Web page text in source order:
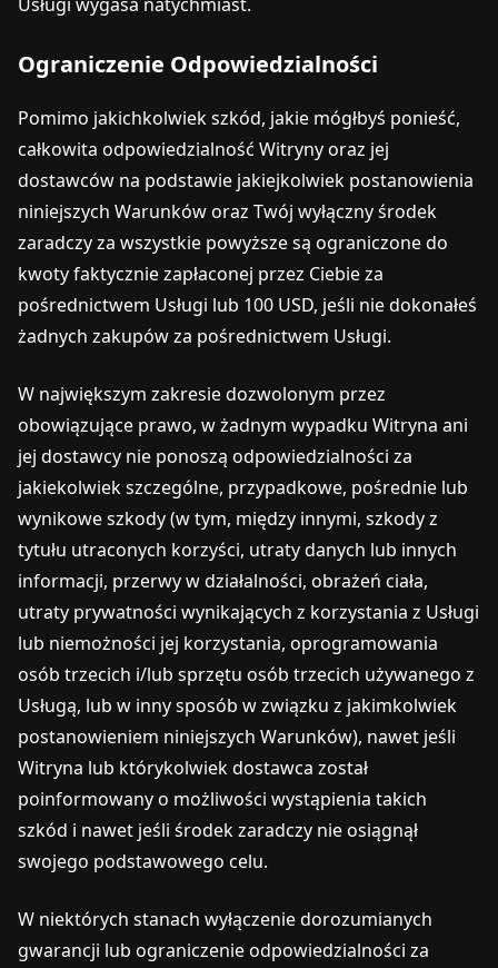
Ograniczenie Odpowiedzialności
Pomimo jakichkolwiek szkód, jakie mógłbyś ponieść,
całkowita odpowiedzialność Witryny oraz jej
dostawców na podstawie jakiejkolwiek postanowienia
niniejszych Warunków oraz Twój wyłączny środek
zaradczy za wszystkie powyższe są ograniczone do
kwoty faktycznie zapłaconej przez Ciebie za
pośrednictwem Usługi lub 100 USD, jeśli nie dokonałeś
żadnych zakupów za pośrednictwem Usługi.
W największym zakresie dozwolonym przez
obowiązujące prawo, w żadnym wypadku Witryna ani
jej dostawcy nie ponoszą odpowiedzialności za
jakiekolwiek szczególne, przypadkowe, pośrednie lub
wynikowe szkody (w tym, między innymi, szkody z
tytułu utraconych korzyści, utraty danych lub innych
informacji, przerwy w działalności, obrażeń ciała,
utraty prywatności wynikających z korzystania z Usługi
lub niemożności jej korzystania, oprogramowania
osób trzecich i/lub sprzętu osób trzecich używanego z
Usługą, lub w inny sposób w związku z jakimkolwiek
postanowieniem niniejszych Warunków), nawet jeśli
Witryna lub którykolwiek dostawca został
poinformowany o możliwości wystąpienia takich
szkód i nawet jeśli środek zaradczy nie osiągnął
swojego podstawowego celu.
W niektórych stanach wyłączenie dorozumianych
gwarancji lub ograniczenie odpowiedzialności za